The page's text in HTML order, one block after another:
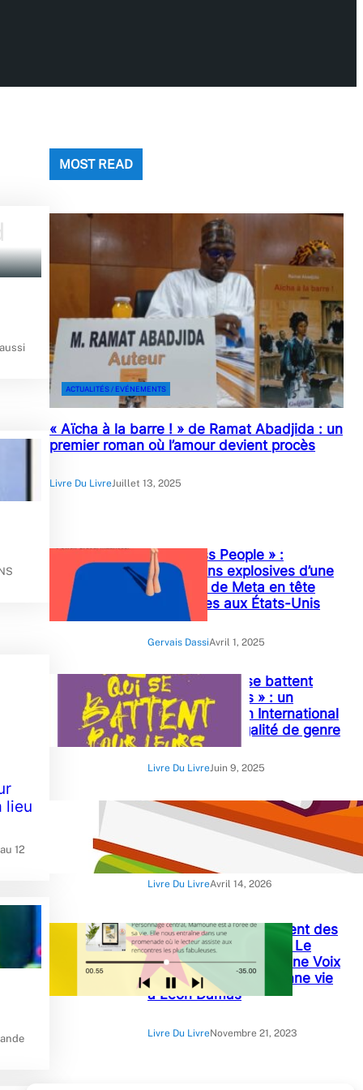
lieu
12
MOST READ
ACTUALITÉS / EVÉNEMENTS
« Aïcha à la barre ! » de Ramat Abadjida : un
premier roman où l’amour devient procès
Livre Du LivreJuillet 13, 2025
« Careless People » :
Révélations explosives d’une
ex-cadre de Meta en tête
des ventes aux États-Unis
Gervais DassiAvril 1, 2025
« Ces filles qui se battent
pour leurs droits » : un
ouvrage de Plan International
France pour l’égalité de genre
Livre Du LivreJuin 9, 2025
« Crimes contre le devoir » :
Briston Wilfried Amoussou-
Livre Du LivreAvril 14, 2026
« Damas, le scintillement des
larmes » de Catherine Le
Pelletier l’audibook d’une Voix
Une Histoire qui redonne vie
à Léon Damas
Livre Du LivreNovembre 21, 2023